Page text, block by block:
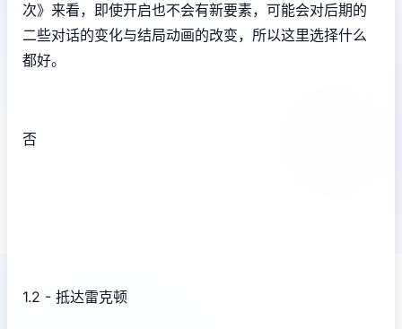
次》来看，即使开启也不会有新要素，可能会对后期的
二些对话的变化与结局动画的改变，所以这里选择什么
都好。
否
1.2 - 抵达雷克顿